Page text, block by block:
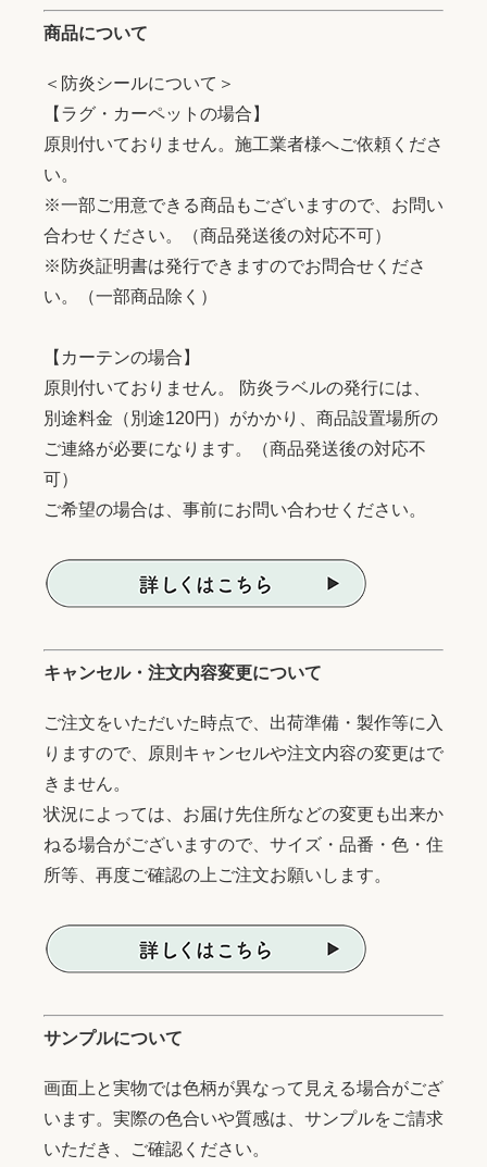
商品について
＜防炎シールについて＞
【ラグ・カーペットの場合】
原則付いておりません。施工業者様へご依頼くださ
い。
※一部ご用意できる商品もございますので、お問い
合わせください。（商品発送後の対応不可）
※防炎証明書は発行できますのでお問合せくださ
い。（一部商品除く）
【カーテンの場合】
原則付いておりません。 防炎ラベルの発行には、
別途料金（別途120円）がかかり、商品設置場所の
ご連絡が必要になります。（商品発送後の対応不
可）
ご希望の場合は、事前にお問い合わせください。
キャンセル・注文内容変更について
ご注文をいただいた時点で、出荷準備・製作等に入
りますので、原則キャンセルや注文内容の変更はで
きません。
状況によっては、お届け先住所などの変更も出来か
ねる場合がございますので、サイズ・品番・色・住
所等、再度ご確認の上ご注文お願いします。
サンプルについて
画面上と実物では色柄が異なって見える場合がござ
います。実際の色合いや質感は、サンプルをご請求
いただき、ご確認ください。